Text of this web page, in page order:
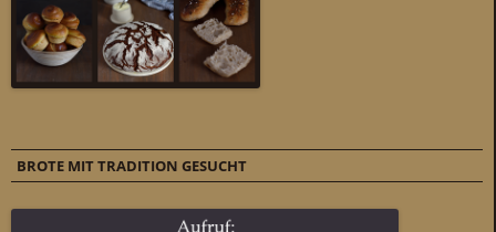
BROTE MIT TRADITION GESUCHT